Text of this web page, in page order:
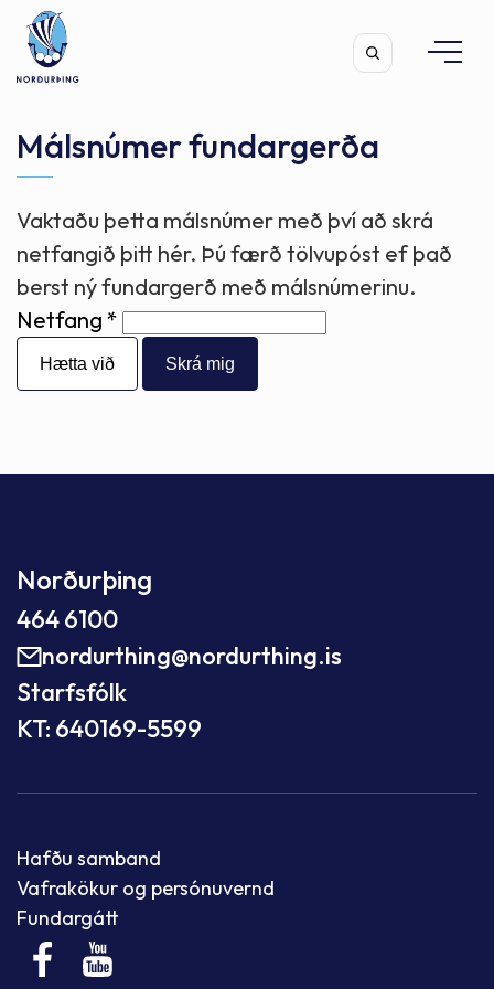
Leita
Málsnúmer fundargerða
Vaktaðu þetta málsnúmer með því að skrá
netfangið þitt hér. Þú færð tölvupóst ef það
berst ný fundargerð með málsnúmerinu.
Netfang
Hætta við
Norðurþing
464 6100
nordurthing@nordurthing.is
Starfsfólk
KT: 640169-5599
Hafðu samband
Vafrakökur og persónuvernd
Fundargátt